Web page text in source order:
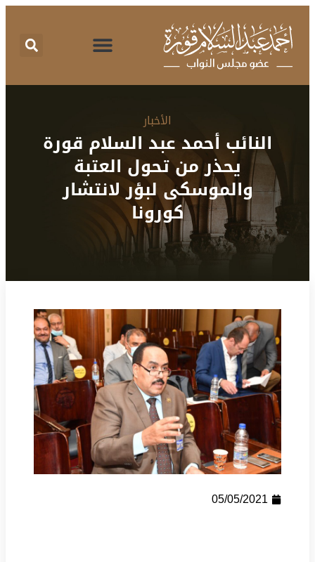
الأخبار
النائب أحمد عبد السلام قورة
يحذر من تحول العتبة
والموسكى لبؤر لانتشار
كورونا
05/05/2021